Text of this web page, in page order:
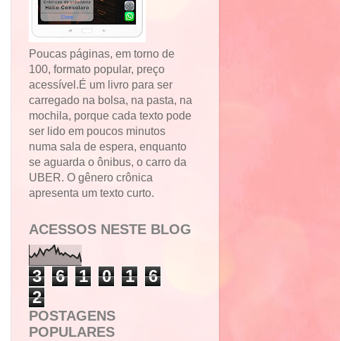
Poucas páginas, em torno de
100, formato popular, preço
acessível.É um livro para ser
carregado na bolsa, na pasta, na
mochila, porque cada texto pode
ser lido em poucos minutos
numa sala de espera, enquanto
se aguarda o ônibus, o carro da
UBER. O gênero crônica
apresenta um texto curto.
ACESSOS NESTE BLOG
3 6 1 0 1
6
2
POSTAGENS
POPULARES